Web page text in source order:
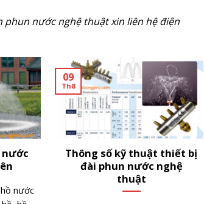
phun nước nghệ thuật xin liên hệ điện
nước
yếu
Vòi phun điều khiển múa
2D
Cấu tạo và nguyên lý hoạt động
05
Th6